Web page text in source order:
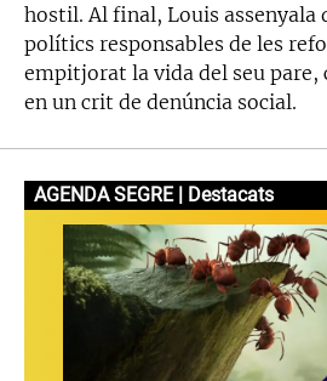
hostil. Al final, Louis assenyala
polítics responsables de les
empitjorat la vida del seu
en un crit de denúncia social.
AGENDA SEGRE | Destacats